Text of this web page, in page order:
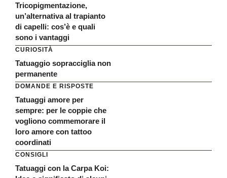
Tricopigmentazione,
un’alternativa al trapianto
di capelli: cos’è e quali
sono i vantaggi
CURIOSITÀ
Tatuaggio sopracciglia non
permanente
DOMANDE E RISPOSTE
Tatuaggi amore per
sempre: per le coppie che
vogliono commemorare il
loro amore con tattoo
coordinati
CONSIGLI
Tatuaggi con la Carpa Koi: